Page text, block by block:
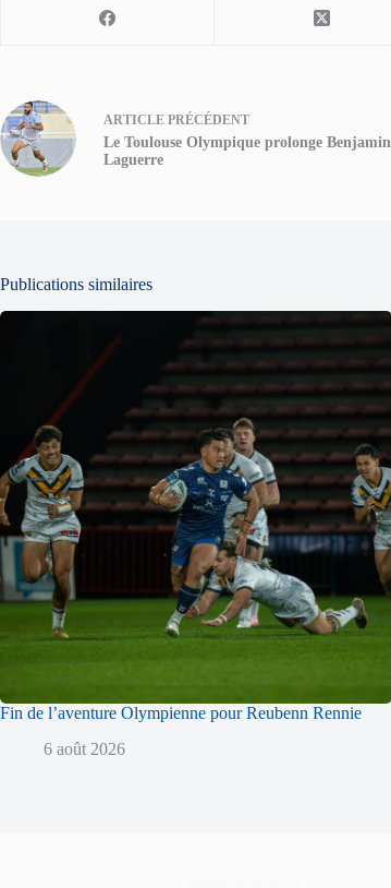
ARTICLE PRÉCÉDENT
Le Toulouse Olympique prolonge Benjamin
Laguerre
Publications similaires
Fin de l’aventure Olympienne pour Reubenn Rennie
6 août 2026